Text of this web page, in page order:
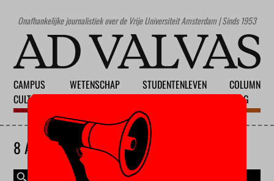
Onafhankelijke journalistiek over de Vrije Universiteit Amsterdam | Sinds 1953
CAMPUS
CULTUUR
WETENSCHAP
STUDENTENLEVEN
COLUMN
BLOG
8 AUGUSTUS 2026